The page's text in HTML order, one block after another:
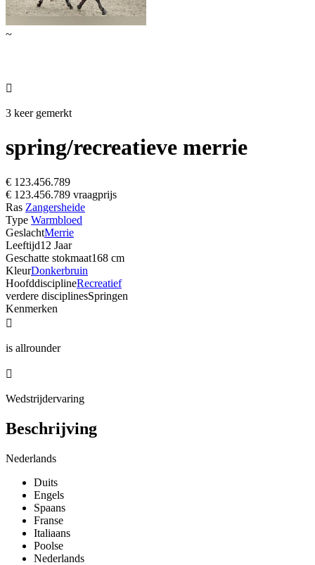
~

3 keer gemerkt
spring/recreatieve merrie
€ 123.456.789
€ 123.456.789 vraagprijs
Ras Zangersheide
Type Warmbloed
GeslachtMerrie
Leeftijd12 Jaar
Geschatte stokmaat168 cm
KleurDonkerbruin
HoofddisciplineRecreatief
verdere disciplinesSpringen
Kenmerken

is allrounder

Wedstrijdervaring
Beschrijving
Nederlands
Duits
Engels
Spaans
Franse
Italiaans
Poolse
Nederlands